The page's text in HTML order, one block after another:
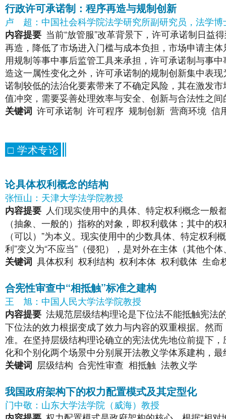
行政许可承诺制：程序再造与规制创新
卢
超：中国社会科学院法学研究所副研究员，法学博
内容提要 当前“放管服”改革背景下，许可承诺制日益
再造，降低了市场进入门槛与成本负担，市场申请主
用规制等事中事后监管工具来承担，许可承诺制与事
造这一属性变化之外，许可承诺制的规制创新集中表
诺制较低的法治化要素带来了不确定风险，其在激发
值冲突，需要妥善处理效率与安全、创新与合法性之间
关键词 许可承诺制 许可程序 规制创新 营商环境 信
□ 学术专论
论具体权利概念的结构
张恒山：天津大学法学院教授
内容提要 人们现实使用中的具体、特定权利概念一般
（抽象、一般的）指称的对象，即权利载体；其中的
（可以）”为本义。现实使用中的少数具体、特定权利
利”变义为“不应当”（侵犯），是对外在主体（其他个
关键词 具体权利 权利结构 权利本体 权利载体 生命
合宪性审查中“相抵触”标准之建构
王
旭：中国人民大学法学院教授
内容提要 法规范层级结构理论是下位法不能抵触宪法
下位法的效力根据变成了效力与内容的双重根据。然
准。在坚持层级结构理论确立的宪法优先地位前提下
化和个别化两个场景中分别展开法教义学体系建构，
关键词 层级结构 合宪性审查 相抵触 法教义学
我国政府架构下的权力配置模式及其定型化
门中敬：山东大学法学院（威海）教授